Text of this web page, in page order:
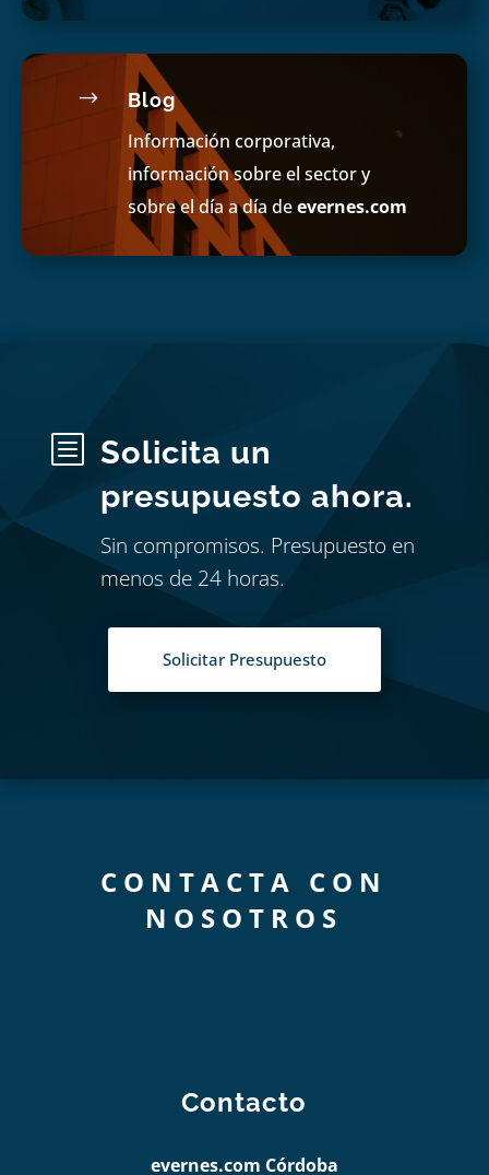
$ Blog
Información corporativa,
información sobre el sector y
sobre el día a día deevernes.com
b
Solicita un
presupuesto ahora.
Sin compromisos. Presupuesto en
menos de 24 horas.
Solicitar Presupuesto
CONTACTA CON
NOSOTROS
Contacto
evernes.com Córdoba